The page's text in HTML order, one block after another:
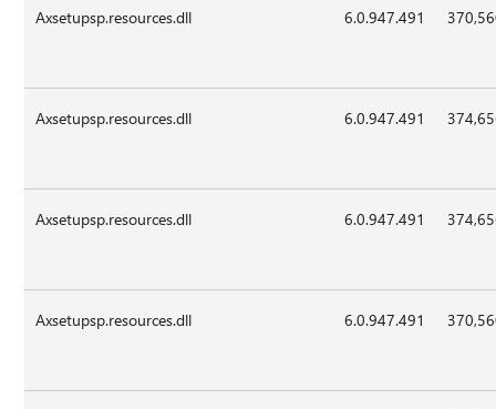
Axsetupsp.resources.dll 6.0.947.491
Axsetupsp.resources.dll 6.0.947.491
Axsetupsp.resources.dll 6.0.947.491
Axsetupsp.resources.dll 6.0.947.491